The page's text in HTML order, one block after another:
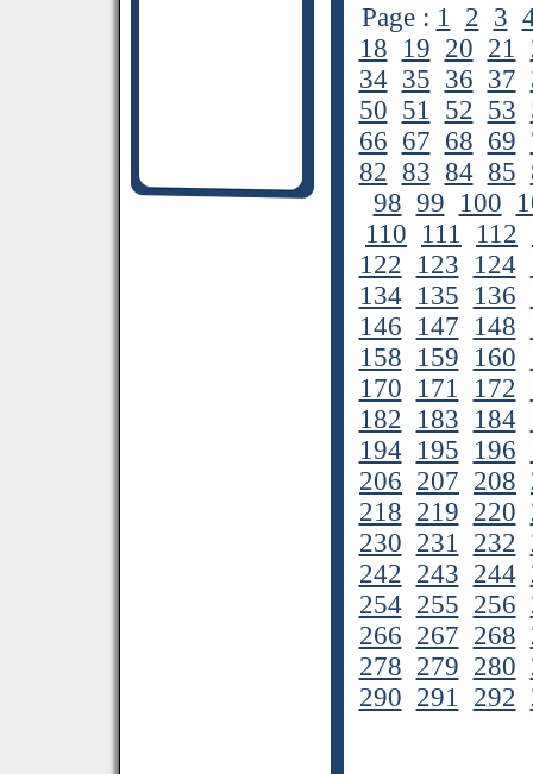
Page : 1 2 3
18 19 20 21
34 35 36 37
50 51 52 53
66 67 68 69
82 83 84 85
98 99 100
110 111 112
122 123 124
134 135 136
146 147 148
158 159 160
170 171 172
182 183 184
194 195 196
206 207 208
218 219 220
230 231 232
242 243 244
254 255 256
266 267 268
278 279 280
290 291 292